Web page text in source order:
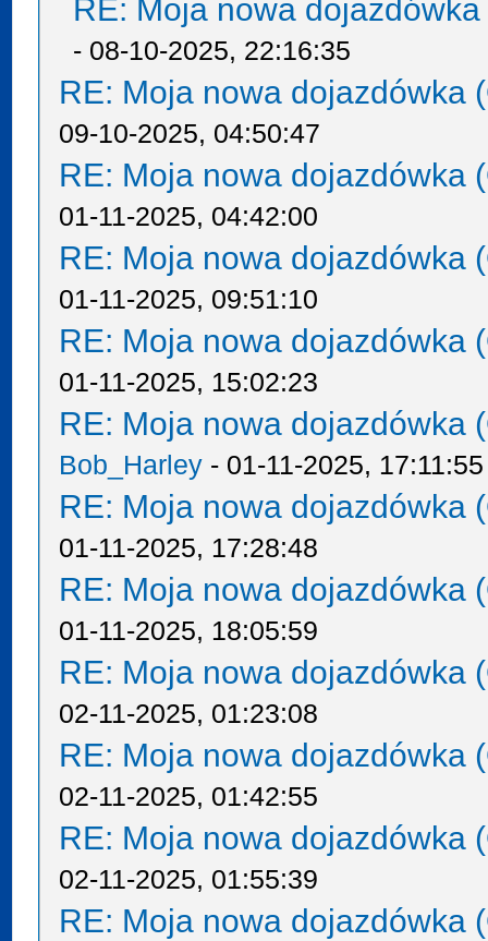
RE: Moja nowa
- 08-10-2025, 22:16:35
RE: Moja nowa dojazdówka
09-10-2025, 04:50:47
RE: Moja nowa dojazdówka
01-11-2025, 04:42:00
RE: Moja nowa dojazdówka
01-11-2025, 09:51:10
RE: Moja nowa dojazdówka
01-11-2025, 15:02:23
RE: Moja nowa dojazdówka
Bob_Harley - 01-11-2025, 17:11:55
RE: Moja nowa dojazdówka
01-11-2025, 17:28:48
RE: Moja nowa dojazdówka
01-11-2025, 18:05:59
RE: Moja nowa dojazdówka
02-11-2025, 01:23:08
RE: Moja nowa dojazdówka
02-11-2025, 01:42:55
RE: Moja nowa dojazdówka
02-11-2025, 01:55:39
RE: Moja nowa dojazdówka